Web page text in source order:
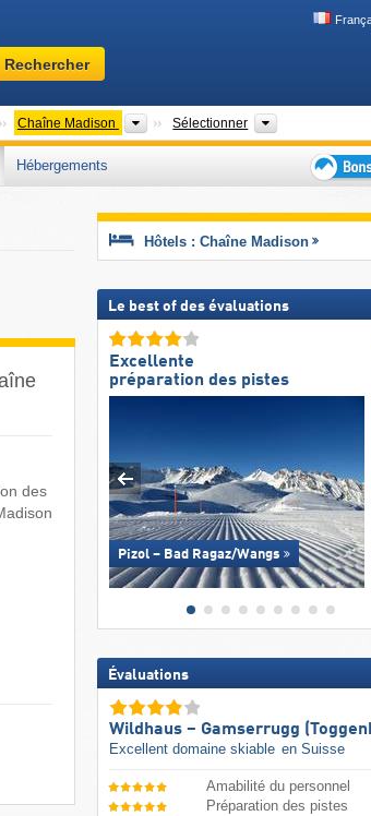
Chaînes de montagnes
Chaîne Madison Chaînes de montagnes
Sélectionner
Hébergements
plans
séjour
des
Hôtels : Chaîne Madison
Le best of des évaluations
Excellente
préparation des pistes
Pizol – Bad Ragaz/​Wangs
Évaluations
Wildhaus – Gamserrugg
Excellent domaine skiable en Suisse
Amabilité du personnel
Préparation des pistes